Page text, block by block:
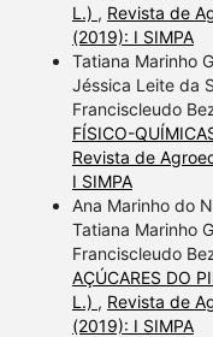
L.) , Revista de
(2019): I SIMPA
Tatiana Marinho
Jéssica Leite da
Franciscleudo
FÍSICO-
Revista de
I SIMPA
Ana Marinho do
Tatiana Marinho
Franciscleudo
AÇÚCARES DO
L.) , Revista de
(2019): I SIMPA